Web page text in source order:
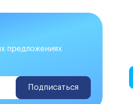
предложениях
Подписаться